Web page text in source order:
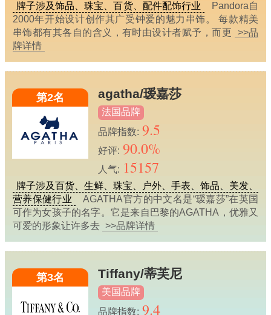
牌子涉及饰品、珠宝、百货、配件配饰行业
Pandora自
2000年开始设计创作其广受钟爱的魅力串饰。 每款精美
串饰都有其各自的含义，有时由设计者赋予，而更
>>品
牌详情
第2名 agatha/瑷嘉莎
法国品牌
品牌指数: 9.5
好评: 90.0%
人气: 15157
牌子涉及百货、生鲜、珠宝、户外、手表、饰品、美发、
营养保健行业
AGATHA官方的中文名是“瑷嘉莎”在英国
可作为女孩子的名字。它是来自巴黎的AGATHA，优雅又
可爱的形象让许多去 >>品牌详情
第3名 Tiffany/蒂芙尼
美国品牌
品牌指数: 9.4